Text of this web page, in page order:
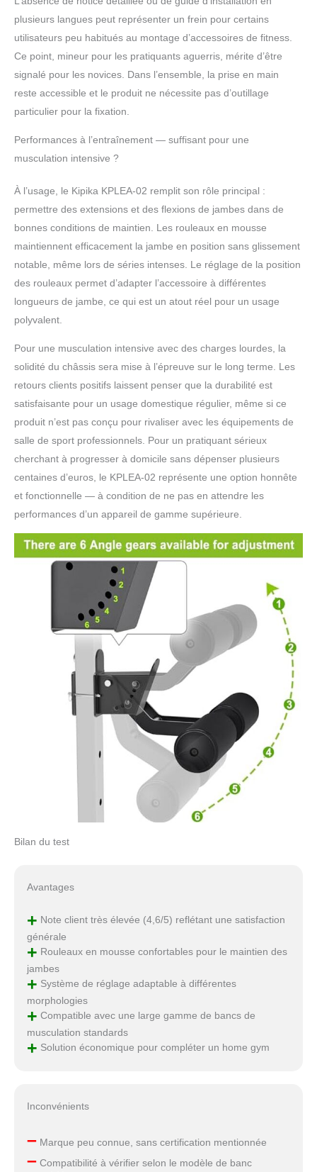
plusieurs langues peut représenter un frein pour certains
utilisateurs peu habitués au montage d’accessoires de fitness.
Ce point, mineur pour les pratiquants aguerris, mérite d’être
signalé pour les novices. Dans l’ensemble, la prise en main
reste accessible et le produit ne nécessite pas d’outillage
particulier pour la fixation.
Performances à l’entraînement — suffisant pour une
musculation intensive ?
À l’usage, le Kipika KPLEA-02 remplit son rôle principal :
permettre des extensions et des flexions de jambes dans de
bonnes conditions de maintien. Les rouleaux en mousse
maintiennent efficacement la jambe en position sans glissement
notable, même lors de séries intenses. Le réglage de la position
des rouleaux permet d’adapter l’accessoire à différentes
longueurs de jambe, ce qui est un atout réel pour un usage
polyvalent.
Pour une musculation intensive avec des charges lourdes, la
solidité du châssis sera mise à l’épreuve sur le long terme. Les
retours clients positifs laissent penser que la durabilité est
satisfaisante pour un usage domestique régulier, même si ce
produit n’est pas conçu pour rivaliser avec les équipements de
salle de sport professionnels. Pour un pratiquant sérieux
cherchant à progresser à domicile sans dépenser plusieurs
centaines d’euros, le KPLEA-02 représente une option honnête
et fonctionnelle — à condition de ne pas en attendre les
performances d’un appareil de gamme supérieure.
Bilan du test
Avantages
+ Note client très élevée (4,6/5) reflétant une satisfaction
générale
+ Rouleaux en mousse confortables pour le maintien des
jambes
+ Système de réglage adaptable à différentes
morphologies
+ Compatible avec une large gamme de bancs de
musculation standards
+ Solution économique pour compléter un home gym
Inconvénients
–Marque peu connue, sans certification mentionnée
–Compatibilité à vérifier selon le modèle de banc